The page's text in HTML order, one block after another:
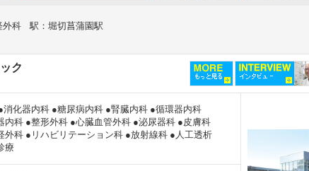
外科 駅：堀切菖蒲園駅
ク
消化器内科 ●糖尿病内科 ●腎臓内科 ●循環器内科
内科 ●整形外科 ●心臓血管外科 ●泌尿器科 ●皮膚科
外科 ●リハビリテーション科 ●放射線科 ●人工透析
療